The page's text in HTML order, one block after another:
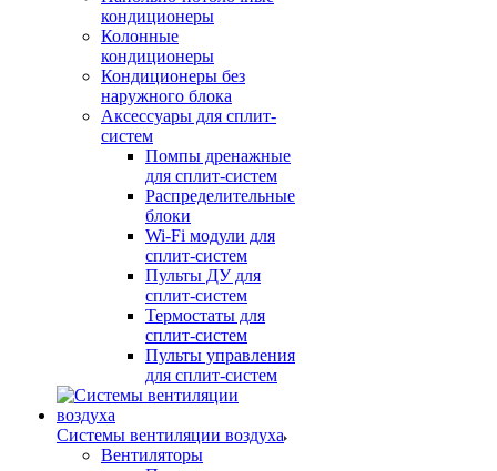
кондиционеры
Колонные
кондиционеры
Кондиционеры без
наружного блока
Аксессуары для сплит-
систем
Помпы дренажные
для сплит-систем
Распределительные
блоки
Wi-Fi модули для
сплит-систем
Пульты ДУ для
сплит-систем
Термостаты для
сплит-систем
Пульты управления
для сплит-систем
Системы вентиляции воздуха
Вентиляторы